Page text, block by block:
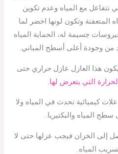
مع المياه وعدم تكوين
المتعفنة وتكون لونها اخضر لما
جسيمة له، الحماية المياه
من وجودة أعلى أسطح المباني.
هذا العازل عازل حراري حتى
التي يتعرض لها.
كيميائية تحدث في المياه ولا
المياه والبكتيريا.
إلى الخزان فيجب عزلها حتى لا
المياه.